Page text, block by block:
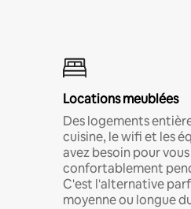
Locations meublées
Des logements
cuisine, le wifi et les
avez besoin pour
confortablement
C'est l'alternative
moyenne ou longue